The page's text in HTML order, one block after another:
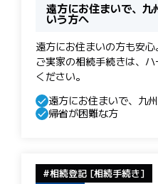
遠方にお住まいで、九
いう方へ
遠方にお住まいの方も安心
ご実家の相続手続きは、
ください。
遠方にお住まいで、九
帰省が困難な方
相続登記 [相続手続き]